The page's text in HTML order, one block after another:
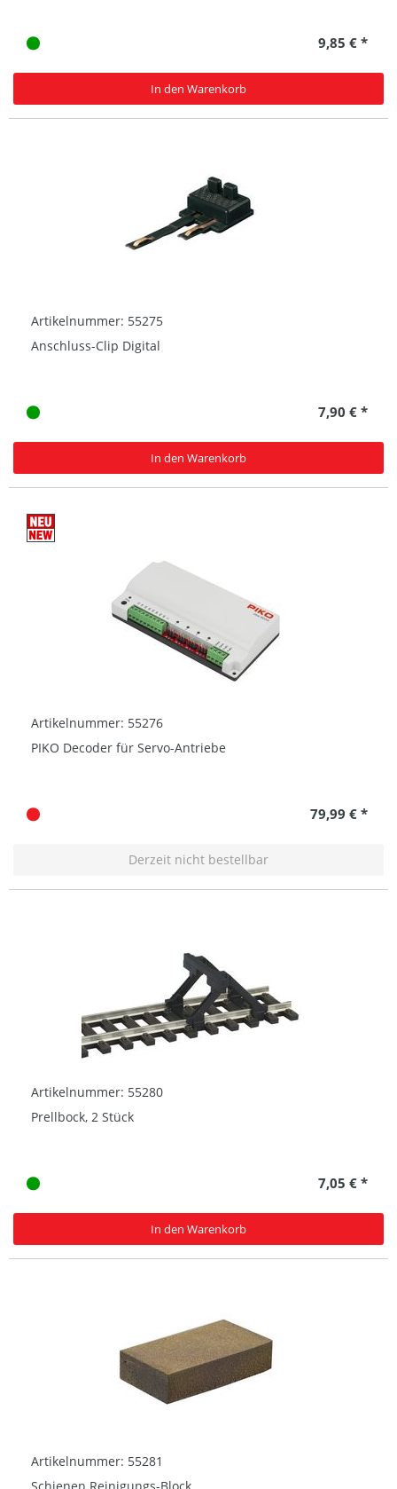
9,85 € *
In den Warenkorb
Artikelnummer: 55275
Anschluss-Clip Digital
7,90 € *
In den Warenkorb
Artikelnummer: 55276
PIKO Decoder für Servo-Antriebe
79,99 € *
Derzeit nicht bestellbar
Artikelnummer: 55280
Prellbock, 2 Stück
7,05 € *
In den Warenkorb
Artikelnummer: 55281